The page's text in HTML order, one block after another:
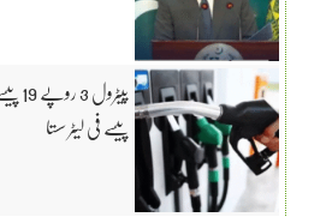
پیسے فی لیٹر سستا